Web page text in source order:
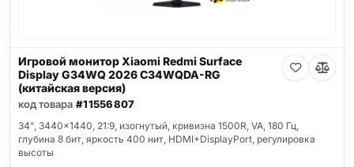
Игровой монитор Xiaomi Redmi Surface
Display G34WQ 2026 C34WQDA-RG
(китайская версия)
код товара #11556807
34", 3440x1440, 21:9, изогнутый, кривизна 1500R, VA, 180 Гц,
глубина 8 бит, яркость 400 нит, HDMI+DisplayPort, регулировка
высоты